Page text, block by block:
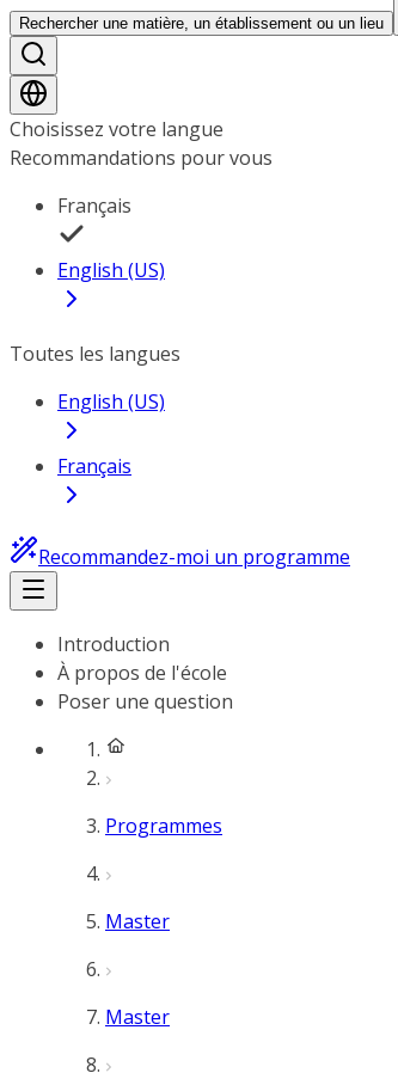
Rechercher une matière, un établissement ou un lieu
Choisissez votre langue
Recommandations pour vous
Français
English (US)
Toutes les langues
English (US)
Français
Recommandez-moi un programme
Introduction
À propos de l'école
Poser une question
Programmes
Master
Master